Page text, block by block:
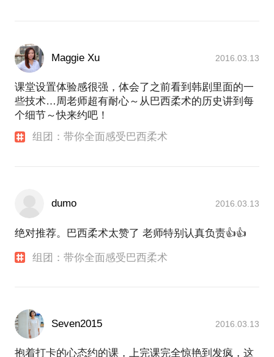
Maggie Xu 2016.03.13
课堂设置体验感很强，体会了之前看到韩剧里面的一
些技术…周老师超有耐心～从巴西柔术的历史讲到每
个细节～快来约吧！
组团：带你全面感受巴西柔术
dumo 2016.03.13
绝对推荐。巴西柔术太赞了 老师特别认真负责👍👍
组团：带你全面感受巴西柔术
Seven2015 2016.03.13
抱着打卡的心态约的课，上完课完全惊艳到发疯，这